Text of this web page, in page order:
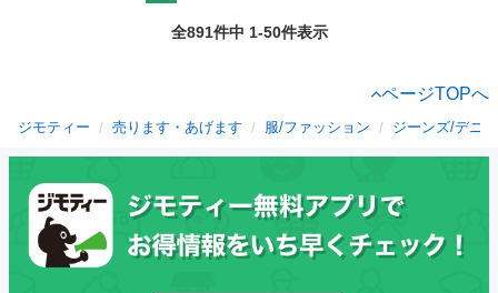
全891件中 1-50件表示
ページTOPへ
ジモティー 売ります・あげます 服/ファッション ジーンズ/デニム